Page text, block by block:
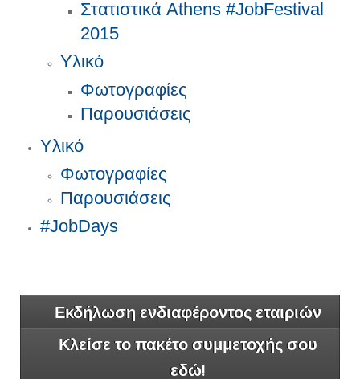
Στατιστικά Athens #JobFestival
2015
Υλικό
Φωτογραφίες
Παρουσιάσεις
Υλικό
Φωτογραφίες
Παρουσιάσεις
#JobDays
Εκδήλωση ενδιαφέροντος εταιριών
Κλείσε το πακέτο συμμετοχής σου
εδώ!